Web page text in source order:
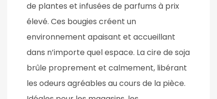
de plantes et infusées de parfums à prix
élevé. Ces bougies créent un
environnement apaisant et accueillant
dans n’importe quel espace. La cire de soja
brûle proprement et calmement, libérant
les odeurs agréables au cours de la pièce.